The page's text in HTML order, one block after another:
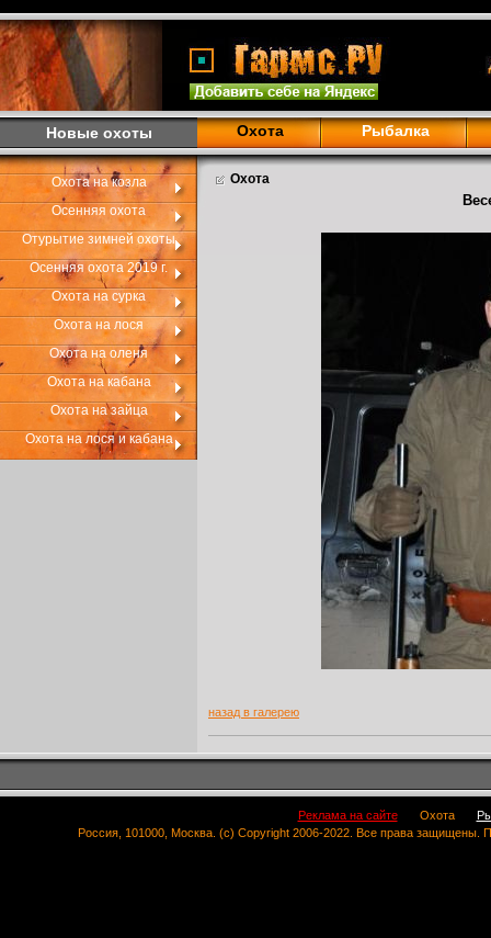
Новые охоты Охота Рыбалка
Охота на козла
Осенняя охота
Отурытие зимней охоты
Осенняя охота 2019 г.
Охота на сурка
Охота на лося
Охота на оленя
Охота на кабана
Охота на зайца
Охота на лося и кабана
Охота
назад в галерею
Реклама на сайте Охота
Россия, 101000, Москва. (c) Copyright 2006-2022. Все права защищены.